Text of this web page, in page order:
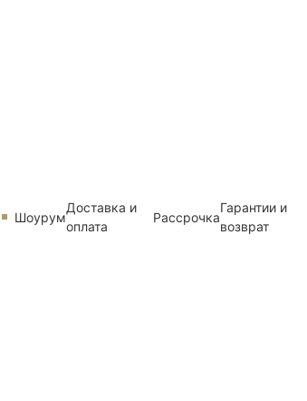
Шоурум
Доставка и
оплата
Рассрочка
Гарантии и
возврат